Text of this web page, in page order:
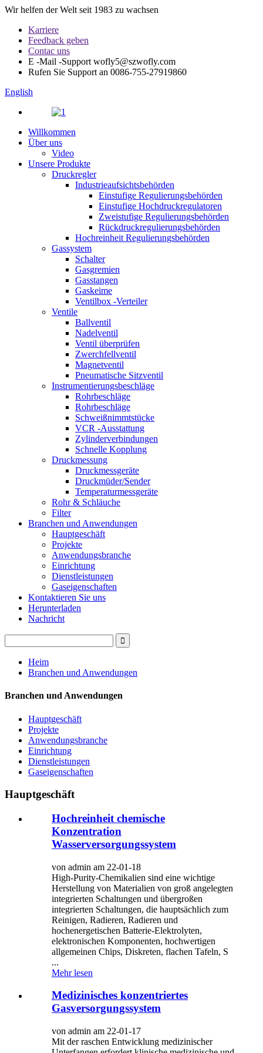
Wir helfen der Welt seit 1983 zu wachsen
Karriere
Feedback geben
Contac uns
E -Mail -Support wofly5@szwofly.com
Rufen Sie Support an 0086-755-27919860
English
Willkommen
Über uns
Video
Unsere Produkte
Druckregler
Industrieaufsichtsbehörden
Einstufige Regulierungsbehörden
Einstufige Hochdruckregulatoren
Zweistufige Regulierungsbehörden
Rückdruckregulierungsbehörden
Hochreinheit Regulierungsbehörden
Gassystem
Schalter
Gasgremien
Gasstangen
Gaskeime
Ventilbox -Verteiler
Ventile
Ballventil
Nadelventil
Ventil überprüfen
Zwerchfellventil
Magnetventil
Pneumatische Sitzventil
Instrumentierungsbeschläge
Rohrbeschläge
Rohrbeschläge
Schweißnimmtstücke
VCR -Ausstattung
Zylinderverbindungen
Schnelle Kopplung
Druckmessung
Druckmessgeräte
Druckmüder/Sender
Temperaturmessgeräte
Rohr & Schläuche
Filter
Branchen und Anwendungen
Hauptgeschäft
Projekte
Anwendungsbranche
Einrichtung
Dienstleistungen
Gaseigenschaften
Kontaktieren Sie uns
Herunterladen
Nachricht
Heim
Branchen und Anwendungen
Branchen und Anwendungen
Hauptgeschäft
Projekte
Anwendungsbranche
Einrichtung
Dienstleistungen
Gaseigenschaften
Hauptgeschäft
Hochreinheit chemische
Konzentration
Wasserversorgungssystem
von admin am 22-01-18
High-Purity-Chemikalien sind eine wichtige
Herstellung von Materialien von groß angelegten
integrierten Schaltungen und übergroßen
integrierten Schaltungen, die hauptsächlich zum
Reinigen, Radieren, Radieren und
hochenergetischen Batterie-Elektrolyten,
elektronischen Komponenten, hochwertigen
allgemeinen Chips, Diskreten, flachen Tafeln, S
...
Mehr lesen
Medizinisches konzentriertes
Gasversorgungssystem
von admin am 22-01-17
Mit der raschen Entwicklung medizinischer